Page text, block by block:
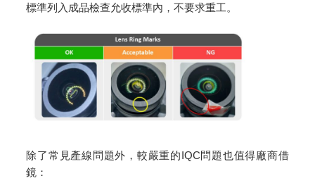
標準列入成品檢查允收標準內，不要求重工。
除了常見產線問題外，較嚴重的IQC問題也值得廠商借
鏡：